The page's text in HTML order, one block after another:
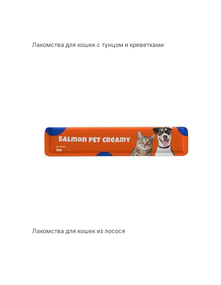
Лакомства для кошек с тунцом и креветками
Лакомства для кошек из лосося